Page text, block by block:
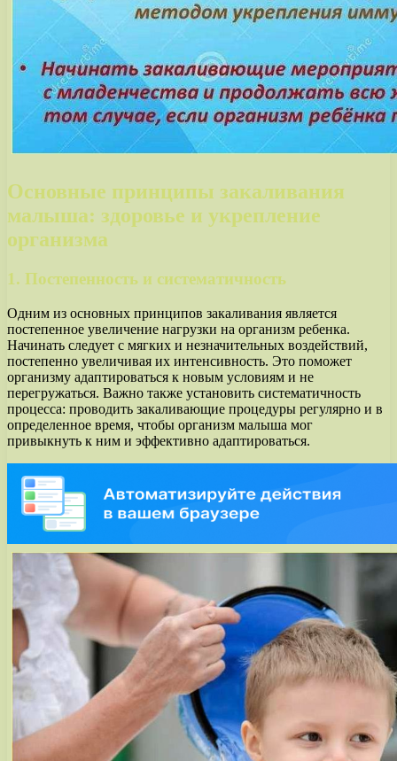
Основные принципы закаливания
малыша: здоровье и укрепление
организма
1. Постепенность и систематичность
Одним из основных принципов закаливания является
постепенное увеличение нагрузки на организм ребенка.
Начинать следует с мягких и незначительных воздействий,
постепенно увеличивая их интенсивность. Это поможет
организму адаптироваться к новым условиям и не
перегружаться. Важно также установить систематичность
процесса: проводить закаливающие процедуры регулярно и в
определенное время, чтобы организм малыша мог
привыкнуть к ним и эффективно адаптироваться.